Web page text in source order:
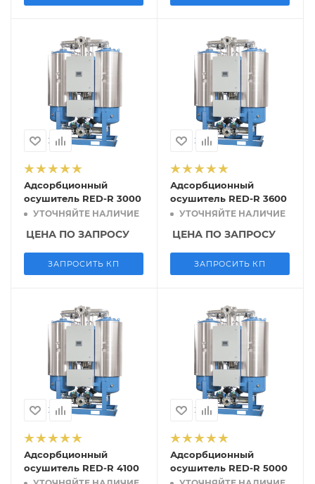
Адсорбционный
осушитель RED-R 3000
УТОЧНЯЙТЕ НАЛИЧИЕ
ЦЕНА ПО ЗАПРОСУ
ЗАПРОСИТЬ КП
Адсорбционный
осушитель RED-R 3600
УТОЧНЯЙТЕ НАЛИЧИЕ
ЦЕНА ПО ЗАПРОСУ
ЗАПРОСИТЬ КП
Адсорбционный
осушитель RED-R 4100
Адсорбционный
осушитель RED-R 5000